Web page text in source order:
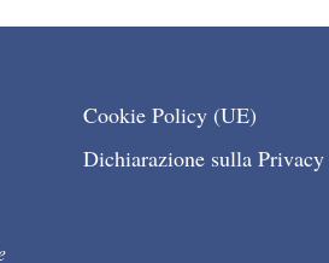
Cookie Policy (UE)
Dichiarazione sulla